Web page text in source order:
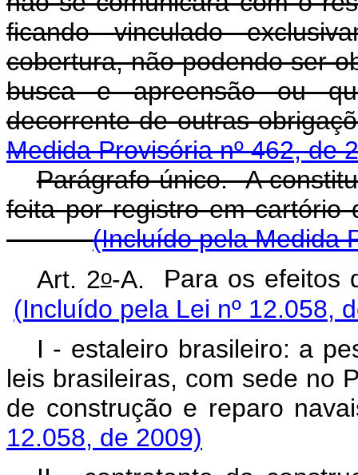
ficando vinculado
cobertura, não podendo ser
busca e apreensão ou
decorrente de outras
Medida Provisória nº 462, de
Parágrafo único. A
feita por registro em cartório
(Incluído pela Medida
Art. 2o-A. Para os
(Incluído pela Lei nº 12.058,
I - estaleiro brasileiro: a
leis brasileiras, com sede no
de construção e
12.058, de 2009)